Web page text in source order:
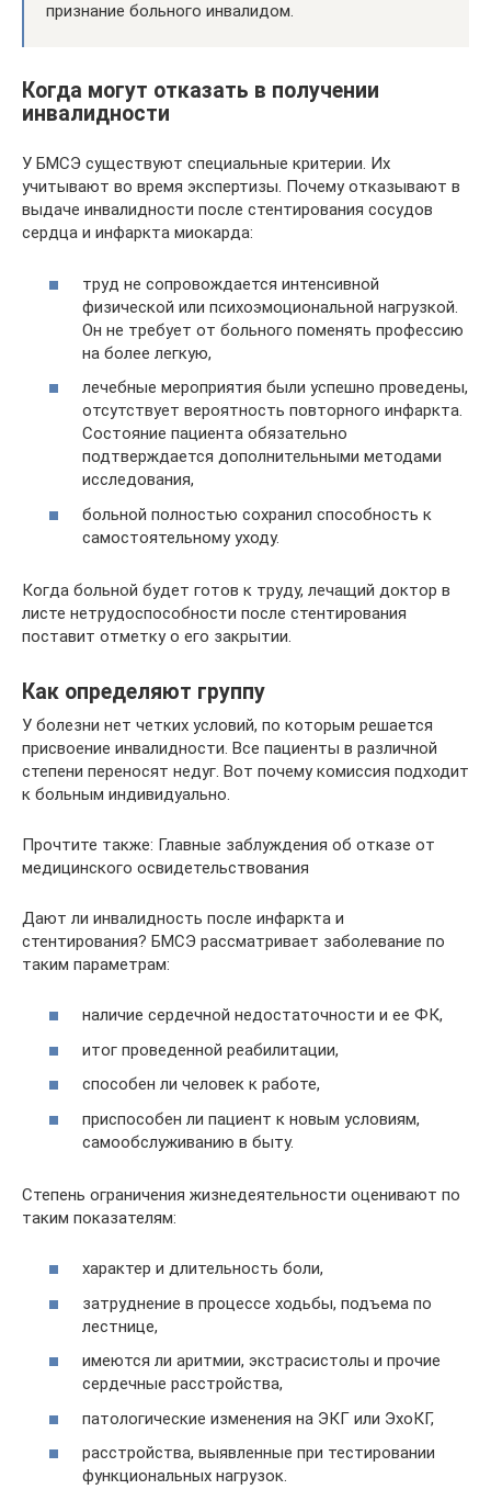
признание больного инвалидом.
Когда могут отказать в получении
инвалидности
У БМСЭ существуют специальные критерии. Их
учитывают во время экспертизы. Почему отказывают в
выдаче инвалидности после стентирования сосудов
сердца и инфаркта миокарда:
труд не сопровождается интенсивной
физической или психоэмоциональной нагрузкой.
Он не требует от больного поменять профессию
на более легкую,
лечебные мероприятия были успешно проведены,
отсутствует вероятность повторного инфаркта.
Состояние пациента обязательно
подтверждается дополнительными методами
исследования,
больной полностью сохранил способность к
самостоятельному уходу.
Когда больной будет готов к труду, лечащий доктор в
листе нетрудоспособности после стентирования
поставит отметку о его закрытии.
Как определяют группу
У болезни нет четких условий, по которым решается
присвоение инвалидности. Все пациенты в различной
степени переносят недуг. Вот почему комиссия подходит
к больным индивидуально.
Прочтите также: Главные заблуждения об отказе от
медицинского освидетельствования
Дают ли инвалидность после инфаркта и
стентирования? БМСЭ рассматривает заболевание по
таким параметрам:
наличие сердечной недостаточности и ее ФК,
итог проведенной реабилитации,
способен ли человек к работе,
приспособен ли пациент к новым условиям,
самообслуживанию в быту.
Степень ограничения жизнедеятельности оценивают по
таким показателям:
характер и длительность боли,
затруднение в процессе ходьбы, подъема по
лестнице,
имеются ли аритмии, экстрасистолы и прочие
сердечные расстройства,
патологические изменения на ЭКГ или ЭхоКГ,
расстройства, выявленные при тестировании
функциональных нагрузок.